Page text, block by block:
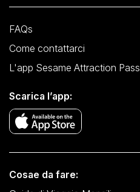
FAQs
Come contattarci
L'app Sesame Attraction Pass
Scarica l’app:
Cosae da fare: